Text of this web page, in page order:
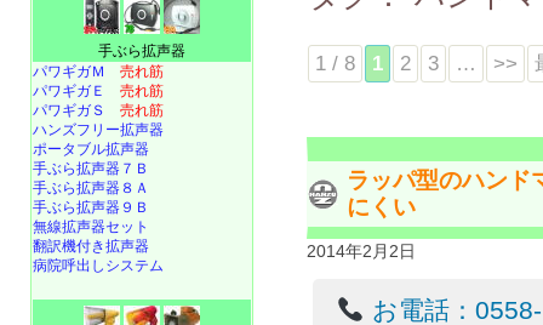
1 / 8 1 2 3 … >>
ラッパ型のハンド
にくい
2014年2月2日
お電話：
手ぶら拡声器
パワギガＭ 売れ筋
パワギガＥ 売れ筋
パワギガＳ 売れ筋
ハンズフリー拡声器
ポータブル拡声器
手ぶら拡声器７Ｂ
手ぶら拡声器８Ａ
手ぶら拡声器９Ｂ
無線拡声器セット
翻訳機付き拡声器
病院呼出しシステム